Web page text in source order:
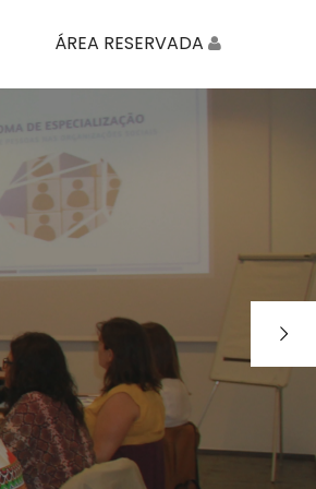
ÁREA RESERVADA